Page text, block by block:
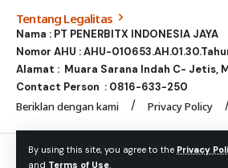
By using this site, you agree to the Privacy
and Terms of Use.
Tentang Legalitas
Nama : PT PENERBITX INDONESIA JAYA
Nomor AHU : AHU-
Alamat : Muara Sarana Indah C- Jetis,
Contact Person : 0816-633-250
Beriklan dengan kami Privacy Policy
© Foxiz News Network. Ruby Design